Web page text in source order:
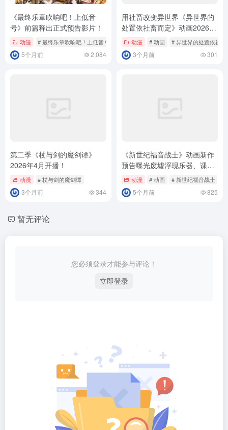
《最终乐章吹响吧！上低音
号》前篇释出正式预告影片！
动漫 # 最终乐章吹响吧！上低音号
5个月前 2,084
用社畜改变异世界《异世界的
处置依社畜而定》动画2026年
开播！
动漫 # 动画 # 异世界的处置依社畜
3个月前 301
第二季《杖与剑的魔剑谭》
2026年4月开播！
动漫 # 杖与剑的魔剑谭
3个月前 344
《新世纪福音战士》动画新作
预告曝光废墟浮现乐器、课桌
椅！动漫 # 动画 # 新世纪福音战士
5个月前 825
暂无评论
您必须登录才能参与评论！
立即登录